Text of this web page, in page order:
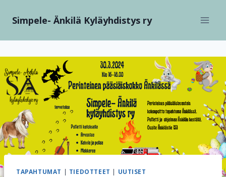
sisältöön
Simpele- Änkilä Kyläyhdistys ry
TAPAHTUMAT | TIEDOTTEET | UUTISET